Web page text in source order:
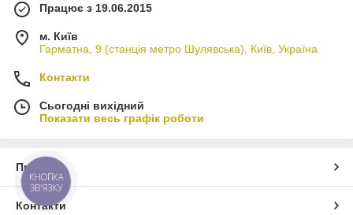
Працює з 19.06.2015
м. Київ
Гарматна, 9 (станція метро Шулявська), Київ, Україна
Контакти
Сьогодні вихідний
Показати весь графік роботи
Про нас
Контакти
КНОПКА
ЗВ'ЯЗКУ